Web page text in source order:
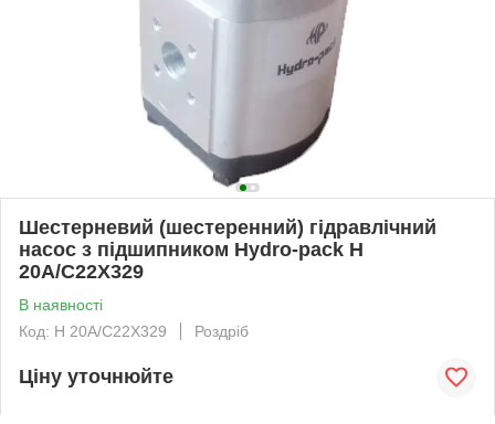
Шестерневий (шестеренний) гідравлічний
насос з підшипником Hydro-pack H
20A/C22X329
В наявності
Код: H 20A/C22X329
Роздріб
Ціну уточнюйте